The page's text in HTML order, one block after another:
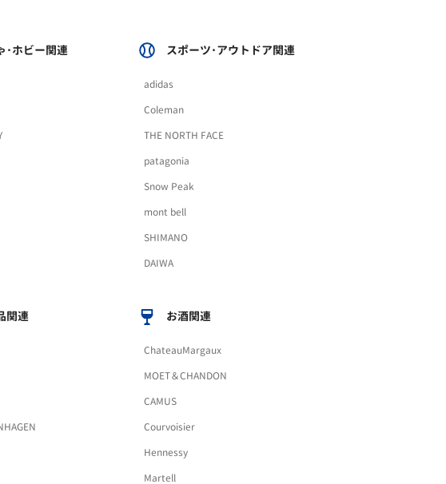
･ホビー関連 スポーツ･アウトドア関連
adidas
Coleman
THE NORTH FACE
patagonia
Snow Peak
mont bell
SHIMANO
DAIWA
関連 お酒関連
ChateauMargaux
MOET＆CHANDON
CAMUS
Courvoisier
Hennessy
Martell